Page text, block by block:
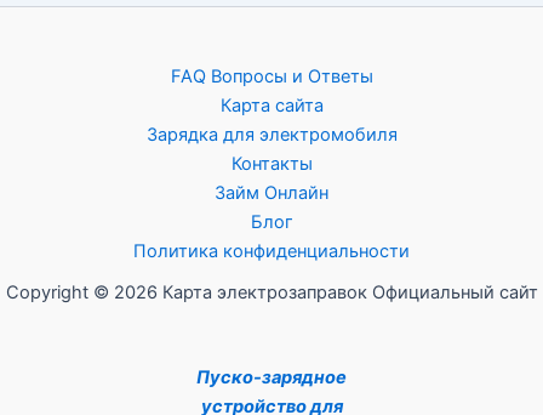
FAQ Вопросы и Ответы
Карта сайта
Зарядка для электромобиля
Контакты
Займ Онлайн
Блог
Политика конфиденциальности
Copyright © 2026 Карта электрозаправок Официальный сайт
Пуско-зарядное
устройство для